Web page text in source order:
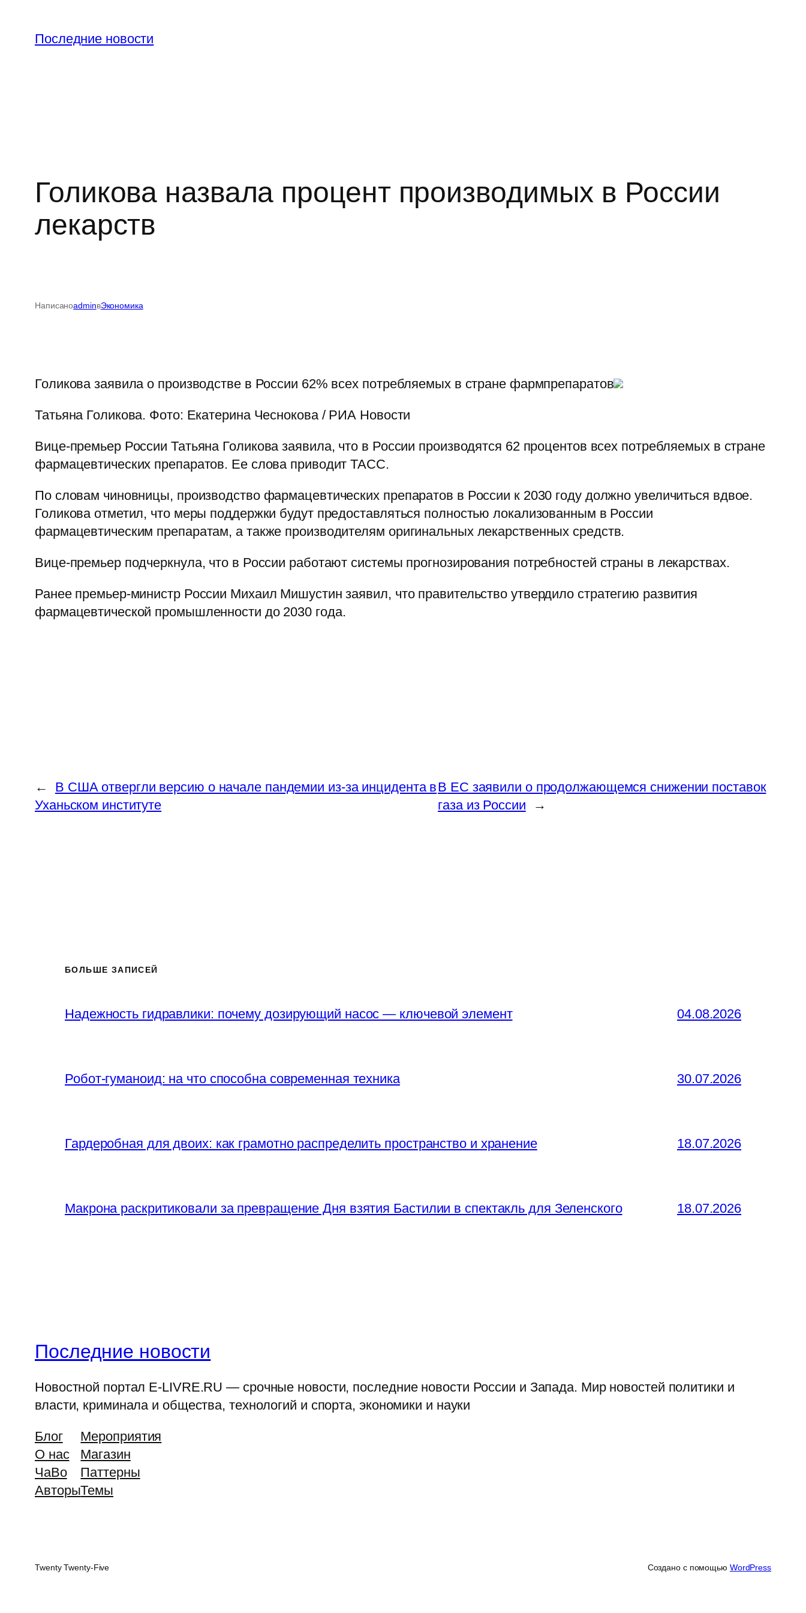
содержимому
Последние новости
Голикова назвала процент производимых в России
лекарств
НаписаноadminвЭкономика
Голикова заявила о производстве в России 62% всех потребляемых в стране фармпрепаратов
Татьяна Голикова. Фото: Екатерина Чеснокова / РИА Новости
Вице-премьер России Татьяна Голикова заявила, что в России производятся 62 процентов всех потребляемых в стране
фармацевтических препаратов. Ее слова приводит ТАСС.
По словам чиновницы, производство фармацевтических препаратов в России к 2030 году должно увеличиться вдвое.
Голикова отметил, что меры поддержки будут предоставляться полностью локализованным в России
фармацевтическим препаратам, а также производителям оригинальных лекарственных средств.
Вице-премьер подчеркнула, что в России работают системы прогнозирования потребностей страны в лекарствах.
Ранее премьер-министр России Михаил Мишустин заявил, что правительство утвердило стратегию развития
фармацевтической промышленности до 2030 года.
←
В США отвергли версию о начале пандемии из-за инцидента в
Уханьском институте
В ЕС заявили о продолжающемся снижении поставок
газа из России
→
БОЛЬШЕ ЗАПИСЕЙ
Надежность гидравлики: почему дозирующий насос — ключевой элемент 04.08.2026
Робот-гуманоид: на что способна современная техника 30.07.2026
Гардеробная для двоих: как грамотно распределить пространство и хранение 18.07.2026
Макрона раскритиковали за превращение Дня взятия Бастилии в спектакль для Зеленского 18.07.2026
Последние новости
Новостной портал E-LIVRE.RU — срочные новости, последние новости России и Запада. Мир новостей политики и
власти, криминала и общества, технологий и спорта, экономики и науки
Блог
О нас
ЧаВо
Авторы
Мероприятия
Магазин
Паттерны
Темы
Twenty Twenty-Five Создано с помощью WordPress